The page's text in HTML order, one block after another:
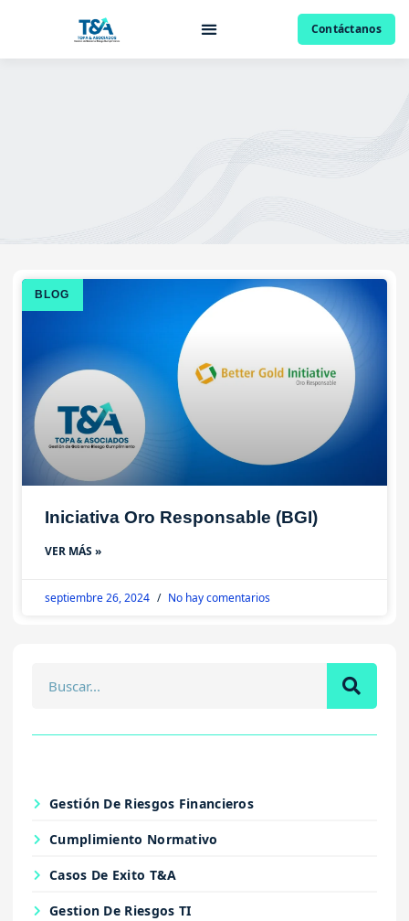
Contáctanos
BLOG
Iniciativa Oro Responsable (BGI)
VER MÁS »
septiembre 26, 2024 No hay comentarios
Gestión De Riesgos Financieros
Cumplimiento Normativo
Casos De Exito T&A
Gestion De Riesgos TI